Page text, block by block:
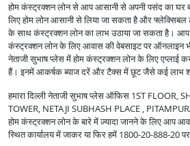
होम कंस्ट्रक्शन लोन से आप आसानी से अपनी पसंद का
लिए होम लोन आसानी से लिया जा सकता है और फ्लेक्सिबल
के साथ कंस्ट्रक्शन लोन का लाभ उठाया जा सकता है। आप
कंस्ट्रक्शन लोन के लिए आवास की वेबसाइट पर ऑनलाइन
नेताजी सुभाष प्लेस में होम कंस्ट्रक्शन लोन के लिए
हैं। इनमें आकर्षक ब्याज दरें और टैक्स में छूट जैसे कई लाभ
हमारा दिल्ली नेताजी सुभाष प्लेस ऑफिस 1ST FLOOR,
TOWER, NETAJI SUBHASH PLACE ,
होम कंस्ट्रक्शन लोन के बारे में ज़्यादा जानने के लिए आप
स्थित कार्यालय में जाकर या फिर हमें 1800-20-888-20